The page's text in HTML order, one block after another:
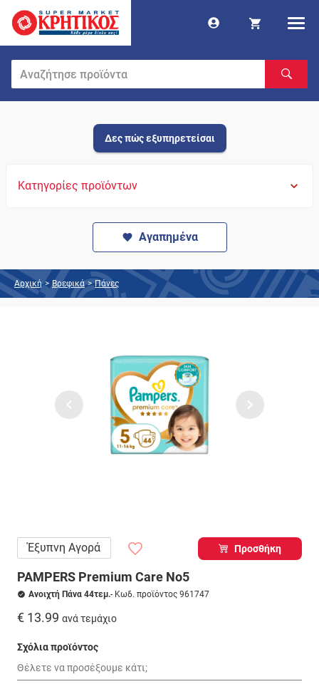
Δες πώς εξυπηρετείσαι
Κατηγορίες προϊόντων
Αγαπημένα
Αρχική > Βρεφικά > Πάνες
Έξυπνη Αγορά Προσθήκη
PAMPERS Premium Care No5
Ανοιχτή Πάνα 44τεμ.- Κωδ. προϊόντος 961747
€ 13.99 ανά τεμάχιο
Σχόλια προϊόντος